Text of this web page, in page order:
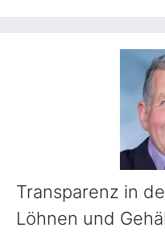
Transparenz in
Löhnen und